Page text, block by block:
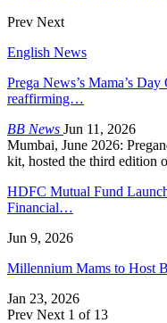
Prev Next
English News
Prega News’s Mama’s
reaffirming…
BB News Jun 11, 2026
Mumbai, June 2026:
kit, hosted the third edition
HDFC Mutual Fund
Financial…
Jun 9, 2026
Millennium Mams to Host
Jan 23, 2026
Prev Next 1 of 13